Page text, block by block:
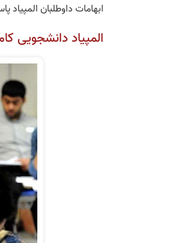
ابهامات داوطلبان المپیاد
المپیاد دانشجویی